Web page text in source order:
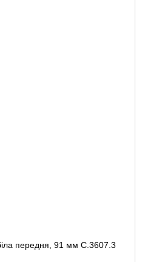
передня, 91 мм C.3607.3